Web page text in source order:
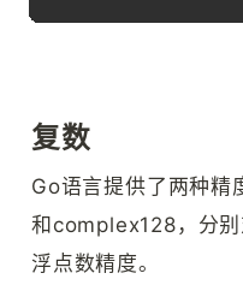
复数
Go语言提供了两种
和complex128，分
浮点数精度。